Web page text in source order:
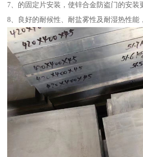
7、的固定片安装，使锌合金防盗门的安装
8、良好的耐候性、耐盐雾性及耐湿热性能